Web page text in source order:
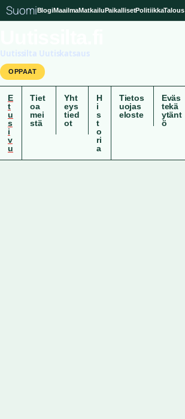
SuomiBlogiMaailmaMatkailuPaikallisetPolitiikkaTalous
Uutissilta Uutiskatsaus
OPPAAT
E
t
u
s
i
v
u
Tiet
oa
mei
stä
Yht
eys
tied
ot
H
i
s
t
o
ri
a
Tietos
uojas
eloste
Eväs
tekä
ytänt
ö